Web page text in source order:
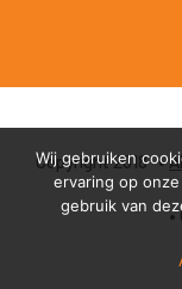
Copyright 2018 •
•
Wij gebruiken
ervaring op
gebruik van